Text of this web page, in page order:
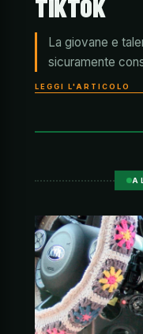
TIKTOK
La giovane e
sicuramente
LEGGI L'ARTICOLO